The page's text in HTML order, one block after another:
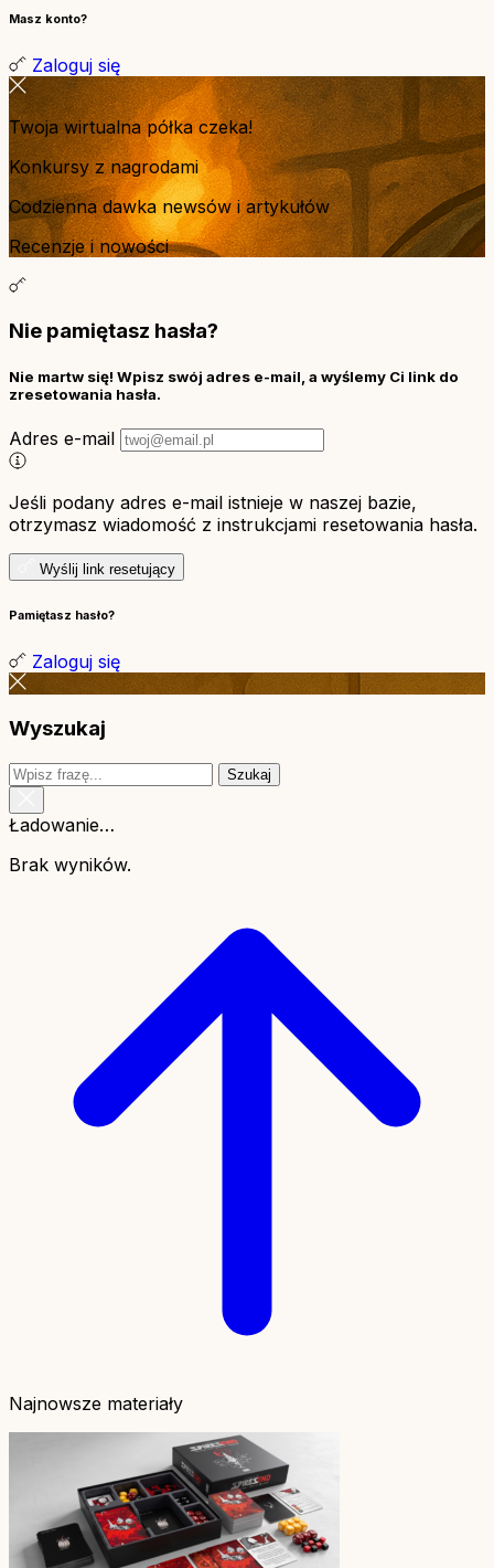
Masz konto?
Zaloguj się
Twoja wirtualna półka czeka!
Konkursy z nagrodami
Codzienna dawka newsów i artykułów
Recenzje i nowości
Nie pamiętasz hasła?
Nie martw się! Wpisz swój adres e-mail, a wyślemy Ci link do
zresetowania hasła.
Adres e-mail
Jeśli podany adres e-mail istnieje w naszej bazie,
otrzymasz wiadomość z instrukcjami resetowania hasła.
Wyślij link resetujący
Pamiętasz hasło?
Zaloguj się
Wyszukaj
Szukaj
Ładowanie…
Brak wyników.
Najnowsze materiały